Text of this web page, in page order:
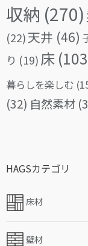
収納 (270)
(22)天井 (46)
り (19) 床
暮らしを楽しむ
(32) 自然素材
HAGSカテゴリ
床材
壁材